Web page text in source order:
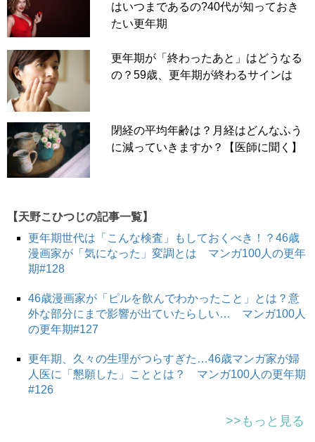
はいつまであるの?40代が知っておき
たい更年期
更年期が「終わったあと」はどうなる
の？59歳、更年期が終わるサインは
閉経の平均年齢は？月経はどんなふう
に減っていきますか？【医師に聞く】
【天野こひつじの記事一覧】
更年期世代は「こんな検査」もしておくべき！？46歳
漫画家が「気になった」変調とは マンガ100人の更年
期#128
46歳漫画家が「ピルを飲んでわかったこと」とは？意
外な部分にまで影響が出ていたらしい… マンガ100人
の更年期#127
更年期、久々の生理がつらすぎた…46歳マンガ家が婦
人医に「懇願した」こととは？ マンガ100人の更年期
#126
>>もっと見る